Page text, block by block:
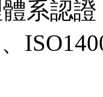
系認證